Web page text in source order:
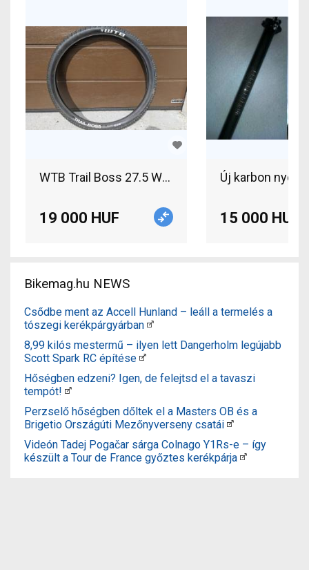
WTB Trail Boss 27.5 WTB Trail Boss 27.5 2db
19 000 HUF
Új karbon
15 000 HUF
Bikemag.hu NEWS
Csődbe ment az Accell Hunland – leáll a termelés a
tószegi kerékpárgyárban
8,99 kilós mestermű – ilyen lett Dangerholm legújabb
Scott Spark RC építése
Hőségben edzeni? Igen, de felejtsd el a tavaszi
tempót!
Perzselő hőségben dőltek el a Masters OB és a
Brigetio Országúti Mezőnyverseny csatái
Videón Tadej Pogačar sárga Colnago Y1Rs-e – így
készült a Tour de France győztes kerékpárja